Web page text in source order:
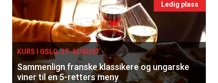
Ledig plass
KURS I OSLO, 27. AUGUST
Sammenlign franske klassikere og ungarske
viner til en 5-retters meny